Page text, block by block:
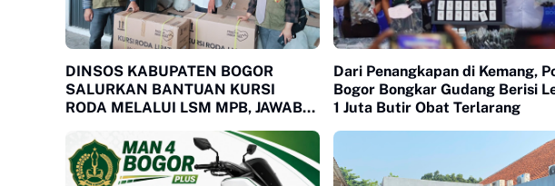
DINSOS KABUPATEN BOGOR
SALURKAN BANTUAN KURSI
RODA MELALUI LSM MPB, JAWAB
MEGAMENDUNG DAN CIOMAS
Dari Penangkapan di Kemang,
Bogor Bongkar Gudang Berisi
1 Juta Butir Obat Terlarang